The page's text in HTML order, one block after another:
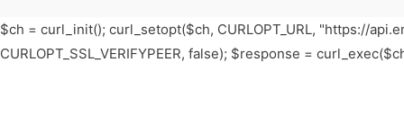
$ch = curl_init(); curl_setopt($ch, CURLOPT_URL, "https://
CURLOPT_SSL_VERIFYPEER, false); $response =